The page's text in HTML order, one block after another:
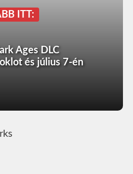
ITT:
Ages DLC
és július 7-én